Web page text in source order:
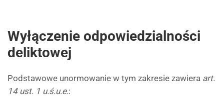
Wyłączenie odpowiedzialności
deliktowej
Podstawowe unormowanie w tym zakresie zawiera art.
14 ust. 1 u.ś.u.e.: